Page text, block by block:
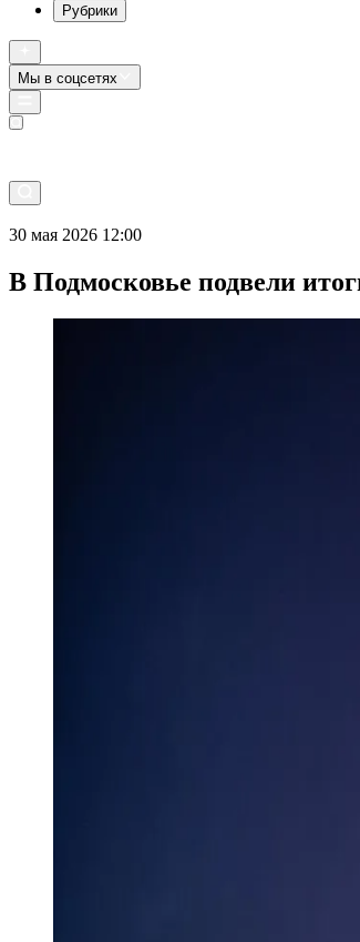
Рубрики
Мы в соцсетях
30 мая 2026 12:00
В Подмосковье подвели